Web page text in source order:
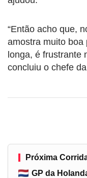
“Então acho que,
amostra muito boa
longa, é frustrante
concluiu o chefe
Próxima
GP da